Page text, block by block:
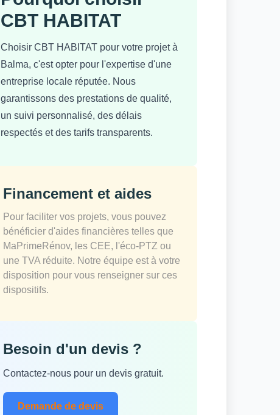
CBT HABITAT
Choisir CBT HABITAT pour votre projet à
Balma, c'est opter pour l'expertise d'une
entreprise locale réputée. Nous
garantissons des prestations de qualité,
un suivi personnalisé, des délais
respectés et des tarifs transparents.
Financement et aides
Pour faciliter vos projets, vous pouvez
bénéficier d'aides financières telles que
MaPrimeRénov, les CEE, l'éco-PTZ ou
une TVA réduite. Notre équipe est à votre
disposition pour vous renseigner sur ces
dispositifs.
Besoin d'un devis ?
Contactez-nous pour un devis gratuit.
Demande de devis